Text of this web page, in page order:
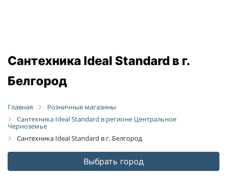
Сантехника Ideal Standard в г.
Белгород
Главная
Розничные магазины
Сантехника Ideal Standard в регионе Центральное
Черноземье
Сантехника Ideal Standard в г. Белгород
Выбрать город